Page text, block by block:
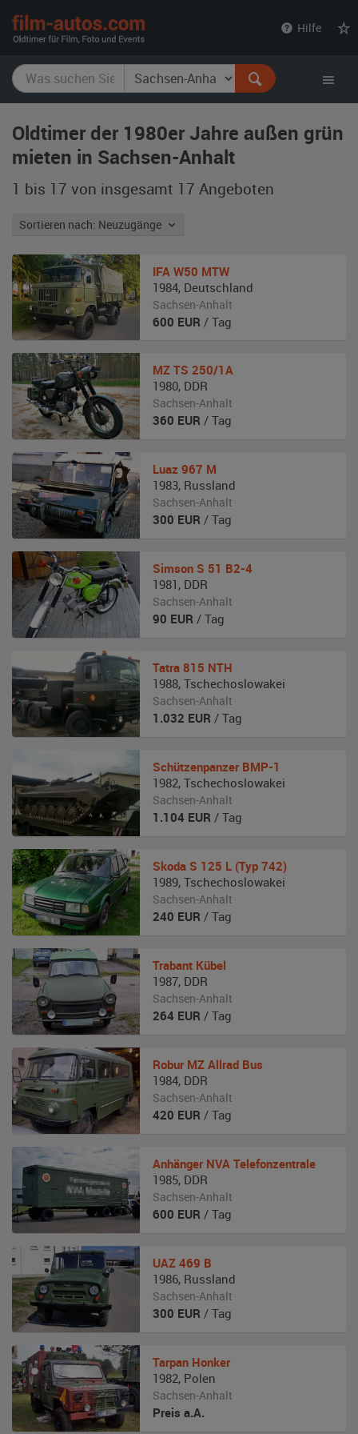
Hilfe
Oldtimer der 1980er Jahre außen grün
mieten in Sachsen-Anhalt
1 bis 17 von insgesamt 17 Angeboten
Sortieren nach: Neuzugänge
IFA W50 MTW
1984, Deutschland
Sachsen-Anhalt
600 EUR / Tag
MZ TS 250/1A
1980, DDR
Sachsen-Anhalt
360 EUR / Tag
Luaz 967 M
1983, Russland
Sachsen-Anhalt
300 EUR / Tag
Simson S 51 B2-4
1981 , DDR
Sachsen-Anhalt
90 EUR / Tag
Tatra 815 NTH
1988, Tschechoslowakei
Sachsen-Anhalt
1.032 EUR / Tag
Schützenpanzer BMP-1
1982, Tschechoslowakei
Sachsen-Anhalt
1.104 EUR / Tag
Skoda S 125 L (Typ 742)
1989, Tschechoslowakei
Sachsen-Anhalt
240 EUR / Tag
Trabant Kübel
1987, DDR
Sachsen-Anhalt
264 EUR / Tag
Robur MZ Allrad Bus
1984, DDR
Sachsen-Anhalt
420 EUR / Tag
Anhänger NVA Telefonzentrale
1985, DDR
Sachsen-Anhalt
600 EUR / Tag
UAZ 469 B
1986, Russland
Sachsen-Anhalt
300 EUR / Tag
Tarpan Honker
1982, Polen
Sachsen-Anhalt
Preis a.A.